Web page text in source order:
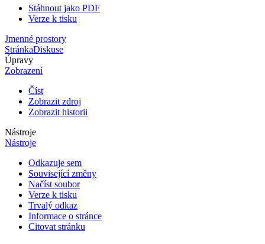
Stáhnout jako PDF
Verze k tisku
Jmenné prostory
StránkaDiskuse
Úpravy
Zobrazení
Číst
Zobrazit zdroj
Zobrazit historii
Nástroje
Nástroje
Odkazuje sem
Související změny
Načíst soubor
Verze k tisku
Trvalý odkaz
Informace o stránce
Citovat stránku